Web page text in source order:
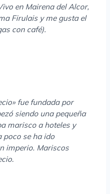
en Mairena del Alcor,
Firulais y me gusta el
con café).
fue fundada por
siendo una pequeña
marisco a hoteles y
poco se ha ido
imperio. Mariscos